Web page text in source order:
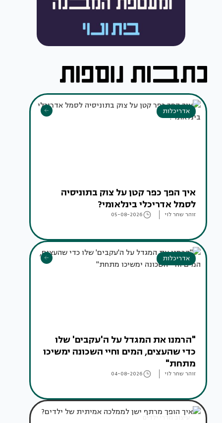
אדריכלות
איך הפך כפר קטן על צוק בתוניסיה
לסמל אדריכלי בינלאומי?
זוהר שחר לוי 05-08-2026
אדריכלות
"הרמנו את המגדל על ה'עקבים' שלו
כדי שהעצים, המים וחיי השכונה ימשיכו
מתחת"
זוהר שחר לוי 04-08-2026
עיצוב חדרי ילדים